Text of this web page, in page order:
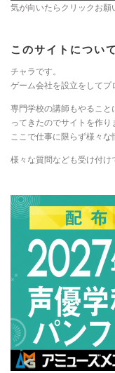
気が向いたらクリックお願
このサイトについて
チャラです。
ゲーム会社を設立をしてプ
専門学校の講師もやるこ
ってきたのでサイトを作り
ここで仕事に限らず様々な
様々な質問なども受け付け